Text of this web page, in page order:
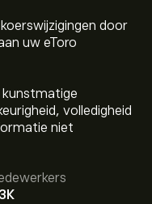
door
uw eToro
kunstmatige
volledigheid
niet